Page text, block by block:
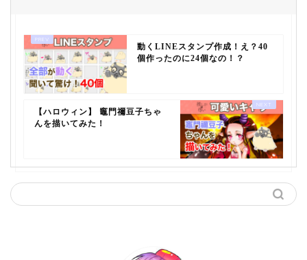
動くLINEスタンプ作成！え？40
個作ったのに24個なの！？
【ハロウィン】 竈門禰豆子ちゃ
んを描いてみた！